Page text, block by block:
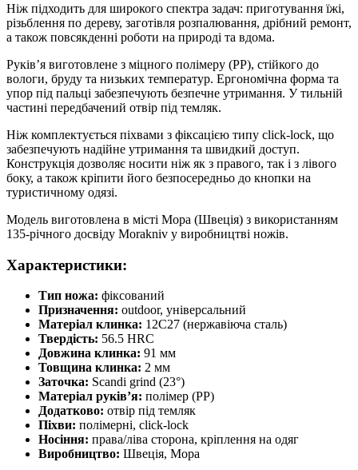
Ніж підходить для широкого спектра задач: приготування їжі,
різьблення по дереву, заготівля розпалювання, дрібний ремонт,
а також повсякденні роботи на природі та вдома.
Руків’я виготовлене з міцного полімеру (PP), стійкого до
вологи, бруду та низьких температур. Ергономічна форма та
упор під пальці забезпечують безпечне утримання. У тильній
частині передбачений отвір під темляк.
Ніж комплектується піхвами з фіксацією типу click-lock, що
забезпечують надійне утримання та швидкий доступ.
Конструкція дозволяє носити ніж як з правого, так і з лівого
боку, а також кріпити його безпосередньо до кнопки на
туристичному одязі.
Модель виготовлена в місті Мора (Швеція) з використанням
135-річного досвіду Morakniv у виробництві ножів.
Характеристики:
Тип ножа: фіксований
Призначення: outdoor, універсальний
Матеріал клинка: 12C27 (нержавіюча сталь)
Твердість: 56.5 HRC
Довжина клинка: 91 мм
Товщина клинка: 2 мм
Заточка: Scandi grind (23°)
Матеріал руків’я: полімер (PP)
Додатково: отвір під темляк
Піхви: полімерні, click-lock
Носіння: права/ліва сторона, кріплення на одяг
Виробництво: Швеція, Мора